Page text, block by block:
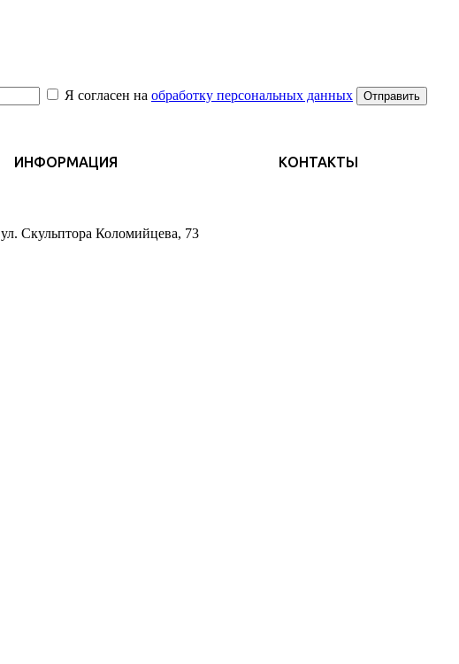
Я согласен на обработку персональных данных Отправить
ИНФОРМАЦИЯ КОНТАКТЫ
ул. Скульптора Коломийцева, 73